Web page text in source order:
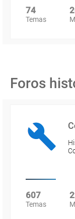
74
Temas
Foros
607
Temas